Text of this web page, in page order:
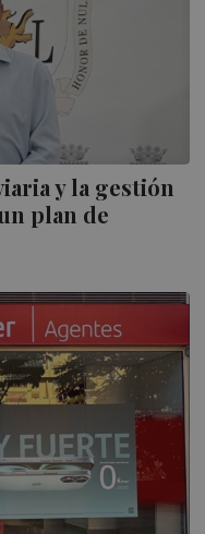
y la gestión
plan de